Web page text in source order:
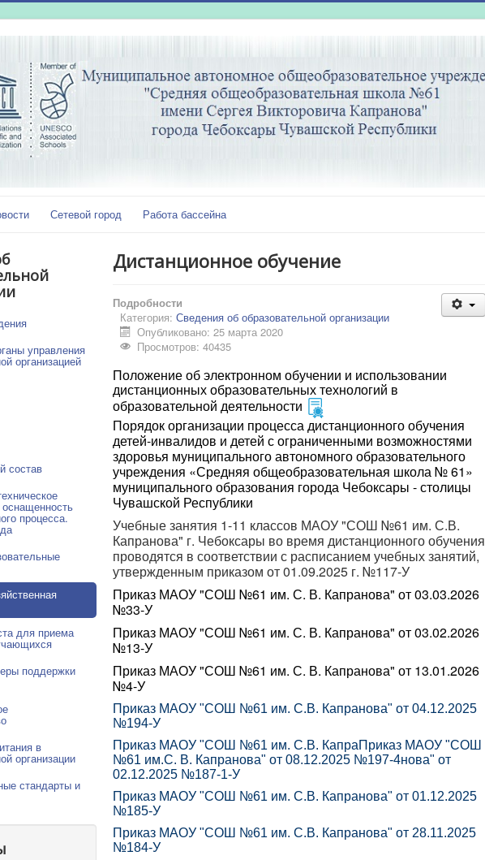
Сетевой город Работа бассейна
управления
организацией
состав
процесса.
для приема
поддержки
в
организации
стандарты и
Дистанционное обучение
Подробности
Категория: Сведения об образовательной организации
Опубликовано: 25 марта 2020
Просмотров: 40435
Положение об электронном обучении и использовании
дистанционных образовательных технологий в
образовательной деятельности
Порядок организации процесса дистанционного обучения
детей-инвалидов и детей с ограниченными возможностями
здоровья муниципального автономного образовательного
учреждения «Средняя общеобразовательная школа № 61»
муниципального образования города Чебоксары - столицы
Чувашской Республики
Учебные занятия 1-11 классов МАОУ "СОШ №61 им. С.В.
Капранова" г. Чебоксары во время дистанционного обучения
проводятся в соответствии с расписанием учебных занятий,
утвержденным приказом от 01.09.2025 г. №117-У
Приказ МАОУ "СОШ №61 им. С. В. Капранова" от 03.03.2026
№33-У
Приказ МАОУ "СОШ №61 им. С. В. Капранова" от 03.02.2026
№13-У
Приказ МАОУ "СОШ №61 им. С. В. Капранова" от 13.01.2026
№4-У
Приказ МАОУ "СОШ №61 им. С.В. Капранова" от 04.12.2025
№194-У
Приказ МАОУ "СОШ №61 им. С.В. КапраПриказ МАОУ "СОШ
№61 им.С. В. Капранова" от 08.12.2025 №197-4нова" от
02.12.2025 №187-1-У
Приказ МАОУ "СОШ №61 им. С.В. Капранова" от 01.12.2025
№185-У
Приказ МАОУ "СОШ №61 им. С.В. Капранова" от 28.11.2025
№184-У